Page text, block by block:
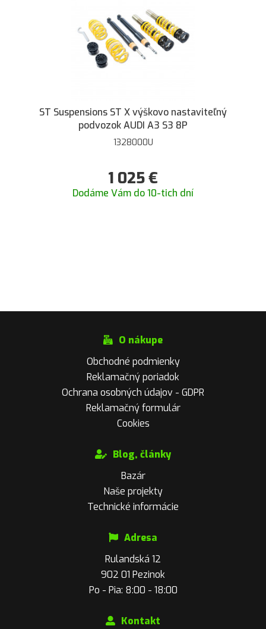
ST Suspensions ST X výškovo nastaviteľný
podvozok AUDI A3 S3 8P
1328000U
1 025€
Dodáme Vám do 10-tich dní
O nákupe
Obchodné podmienky
Reklamačný poriadok
Ochrana osobných údajov - GDPR
Reklamačný formulár
Cookies
Blog, články
Bazár
Naše projekty
Technické informácie
Adresa
Rulandská 12
902 01 Pezinok
Po - Pia: 8:00 - 18:00
Kontakt